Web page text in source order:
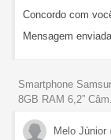
Concordo com
Mensagem
Smartphone
8GB RAM 6,2”
Melo Júnior